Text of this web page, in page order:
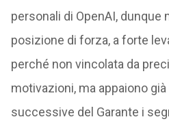
personali di OpenAI, dunque
posizione di forza, a forte
perché non vincolata da
motivazioni, ma appaiono
successive del Garante i